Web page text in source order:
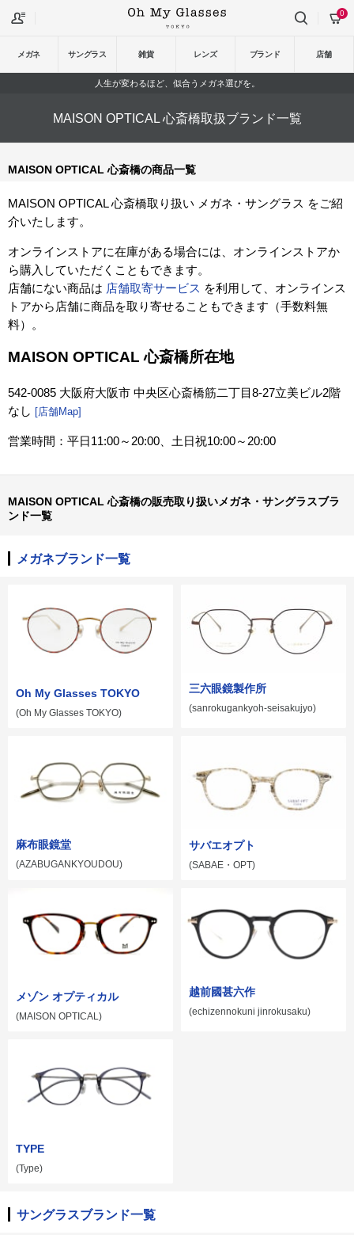
メガネ サングラス 雑貨 レンズ ブランド 店舗
0
人生が変わるほど、似合うメガネ選びを。
MAISON OPTICAL 心斎橋取扱ブランド一覧
MAISON OPTICAL 心斎橋の商品一覧
MAISON OPTICAL 心斎橋取り扱い メガネ・サングラス をご紹
介いたします。
オンラインストアに在庫がある場合には、オンラインストアか
ら購入していただくこともできます。
店舗にない商品は 店舗取寄サービス を利用して、オンラインス
トアから店舗に商品を取り寄せることもできます（手数料無
料）。
MAISON OPTICAL 心斎橋所在地
542-0085 大阪府大阪市 中央区心斎橋筋二丁目8-27立美ビル2階
なし
[店舗Map]
営業時間：平日11:00～20:00、土日祝10:00～20:00
MAISON OPTICAL 心斎橋の販売取り扱いメガネ・サングラスブラ
ンド一覧
メガネブランド一覧
Oh My Glasses TOKYO
(Oh My Glasses TOKYO)
三六眼鏡製作所
(sanrokugankyoh-seisakujyo)
麻布眼鏡堂
(AZABUGANKYOUDOU)
サバエオプト
(SABAE・OPT)
メゾン オプティカル
(MAISON OPTICAL)
越前國甚六作
(echizennokuni jinrokusaku)
TYPE
(Type)
サングラスブランド一覧